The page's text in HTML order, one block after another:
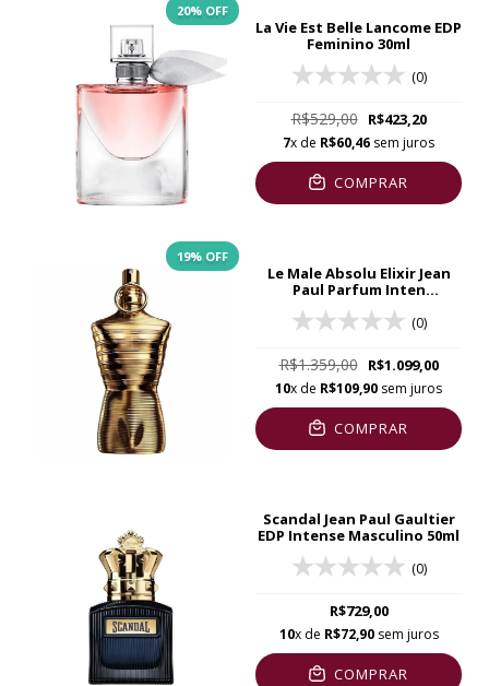
20% OFF
La Vie Est Belle Lancome EDP
Feminino 30ml
(0)
R$529,00 R$423,20
7x de R$60,46 sem juros
COMPRAR
19% OFF
Le Male Absolu Elixir Jean
Paul Parfum Inten
Masculino 200ml
(0)
R$1.359,00 R$1.099,00
10x de R$109,90 sem juros
COMPRAR
Scandal Jean Paul Gaultier
EDP Intense Masculino 50ml
(0)
R$729,00
10x de R$72,90sem juros
COMPRAR